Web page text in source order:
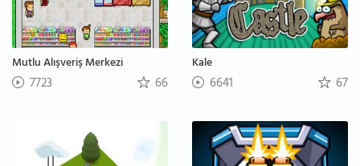
Mutlu Alışveriş Merkezi
7723 66
Kale
6641 67